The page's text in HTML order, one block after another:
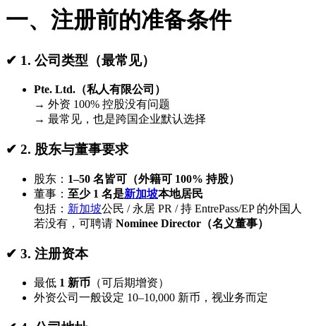
一、注册前的准备条件
✔ 1. 公司类型（最常见）
Pte. Ltd.（私人有限公司）
→ 外资 100% 控股没有问题
→ 最常见，也是跨国企业默认选择
✔ 2. 股东与董事要求
股东： 1–50 名皆可（外籍可 100% 持股）
董事： 至少 1 名是新加坡本地居民
包括： 新加坡公民 / 永居 PR / 持 EntrePass/EP 的外国人
若没有，可聘请 Nominee Director（名义董事）
✔ 3. 注册资本
最低 1 新币 （可后期增资）
外资公司一般设定 10–10,000 新币，视业务而定